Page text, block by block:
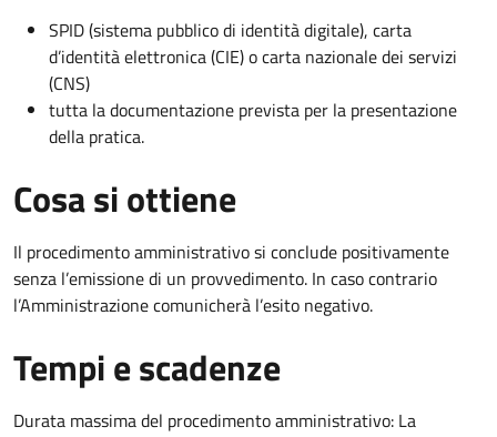
SPID (sistema pubblico di identità digitale), carta
d’identità elettronica (CIE) o carta nazionale dei servizi
(CNS)
tutta la documentazione prevista per la presentazione
della pratica.
Cosa si ottiene
Il procedimento amministrativo si conclude positivamente
senza l’emissione di un provvedimento. In caso contrario
l’Amministrazione comunicherà l’esito negativo.
Tempi e scadenze
Durata massima del procedimento amministrativo: La